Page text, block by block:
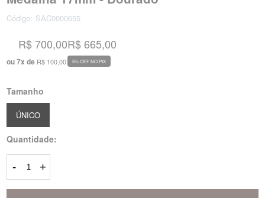
Código: SAC0000655
R$ 700,00
ou7x de R$ 100,00
R$ 665,00
5% OFF NO PIX
Tamanho
ÚNICO
Quantidade:
- +